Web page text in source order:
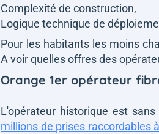
Complexité de construction,
Logique technique de
Pour les habitants les moins
A voir quelles offres des
Orange 1er opérateur
L'opérateur historique est
millions de prises raccordables